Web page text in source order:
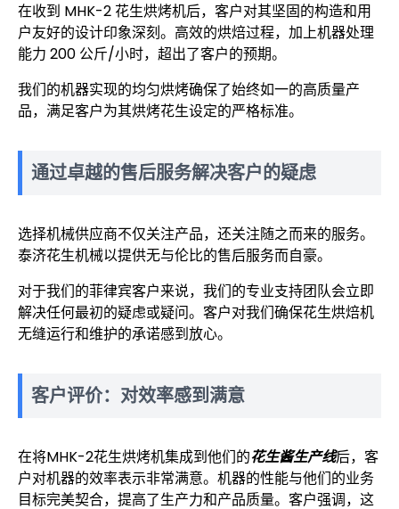
在收到 MHK-2 花生烘烤机后，客户对其坚固的构造和用
户友好的设计印象深刻。高效的烘焙过程，加上机器处理
能力 200 公斤/小时，超出了客户的预期。
我们的机器实现的均匀烘烤确保了始终如一的高质量产
品，满足客户为其烘烤花生设定的严格标准。
通过卓越的售后服务解决客户的疑虑
选择机械供应商不仅关注产品，还关注随之而来的服务。
泰济花生机械以提供无与伦比的售后服务而自豪。
对于我们的菲律宾客户来说，我们的专业支持团队会立即
解决任何最初的疑虑或疑问。客户对我们确保花生烘焙机
无缝运行和维护的承诺感到放心。
客户评价：对效率感到满意
在将MHK-2花生烘烤机集成到他们的花生酱生产线后，客
户对机器的效率表示非常满意。机器的性能与他们的业务
目标完美契合，提高了生产力和产品质量。客户强调，这